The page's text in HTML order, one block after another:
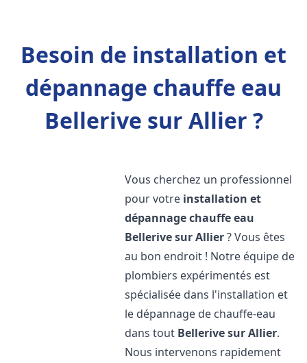
Besoin de installation et
dépannage chauffe eau
Bellerive sur Allier ?
Vous cherchez un professionnel
pour votre installation et
dépannage chauffe eau
Bellerive sur Allier? Vous êtes
au bon endroit ! Notre équipe de
plombiers expérimentés est
spécialisée dans l'installation et
le dépannage de chauffe-eau
dans tout Bellerive sur Allier.
Nous intervenons rapidement